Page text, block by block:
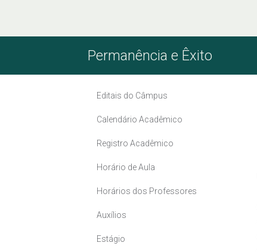
Permanência e Êxito
Editais do Câmpus
Calendário Acadêmico
Registro Acadêmico
Horário de Aula
Horários dos Professores
Auxílios
Estágio